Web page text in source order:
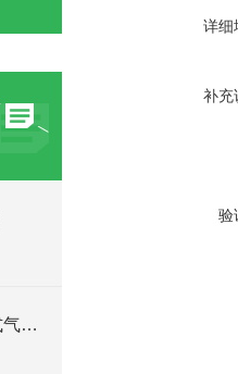
郑州大学采购1200度真空箱式气氛炉
详细
补充
验